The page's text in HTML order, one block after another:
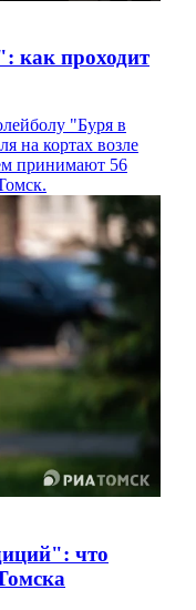
как проходит
"Буря в
на кортах возле
принимают 56
что